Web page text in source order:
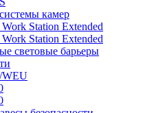
камер
Station Extended
Station Extended
световые барьеры
WEU